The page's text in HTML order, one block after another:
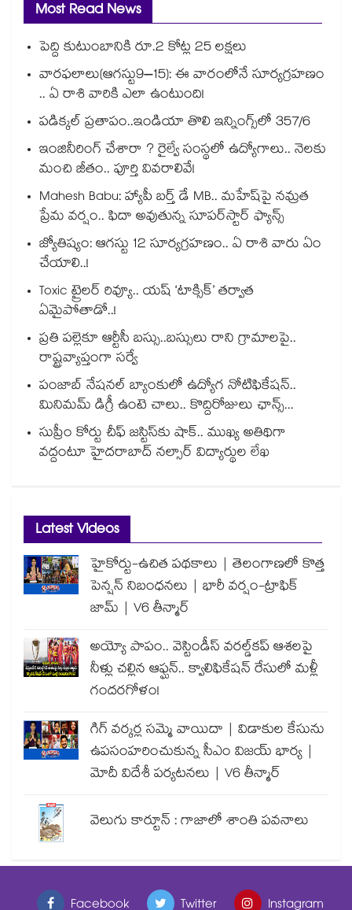
Most Read News
పెద్ది కుటుంబానికి రూ.2 కోట్ల 25 లక్షలు
వారఫలాలు(ఆగస్టు9–15): ఈ వారంలోనే సూర్యగ్రహణం
.. ఏ రాశి వారికి ఎలా ఉంటుంది!
పడిక్కల్‌‌ ప్రతాపం..ఇండియా తొలి ఇన్నింగ్స్‌‌లో 357/6
ఇంజినీరింగ్ చేశారా ? రైల్వే సంస్థలో ఉద్యోగాలు.. నెలకు
మంచి జీతం.. పూర్తి వివరాలివే!
Mahesh Babu: హ్యాపీ బర్త్ డే MB.. మహేష్‌పై నమ్రత
ప్రేమ వర్షం.. ఫిదా అవుతున్న సూపర్‌స్టార్ ఫ్యాన్స్
జ్యోతిష్యం: ఆగస్టు 12 సూర్యగ్రహణం.. ఏ రాశి వారు ఏం
చేయాలి..!
Toxic ట్రైలర్ రివ్యూ.. యష్ ‘టాక్సిక్’ తర్వాత
ఏమైపోతాడో..!
ప్రతి పల్లెకూ ఆర్టీసీ బస్సు..బస్సులు రాని గ్రామాలపై..
రాష్ట్రవ్యాప్తంగా సర్వే
పంజాబ్ నేషనల్ బ్యాంకులో ఉద్యోగ నోటిఫికేషన్..
మినిమమ్ డిగ్రీ ఉంటె చాలు.. కొద్దిరోజులు ఛాన్స్...
సుప్రీం కోర్టు చీఫ్ జస్టిస్⁭కు షాక్.. ముఖ్య అతిథిగా
వద్దంటూ హైదరాబాద్ నల్సార్ విద్యార్థుల లేఖ
Latest Videos
హైకోర్టు-ఉచిత పథకాలు | తెలంగాణలో కొత్త
పెన్షన్ నిబంధనలు | భారీ వర్షం-ట్రాఫిక్
జామ్ | V6 తీన్మార్
అయ్యో పాపం.. వెస్టిండీస్ వరల్డ్‌కప్ ఆశలపై
నీళ్లు చల్లిన ఆఫ్ఘన్.. క్వాలిఫికేషన్ రేసులో మళ్లీ
గందరగోళం!
గిగ్ వర్కర్ల సమ్మె వాయిదా | విడాకుల కేసును
ఉపసంహరించుకున్న సీఎం విజయ్ భార్య |
మోదీ విదేశీ పర్యటనలు | V6 తీన్మార్
వెలుగు కార్టూన్ : గాజాలో శాంతి పవనాలు